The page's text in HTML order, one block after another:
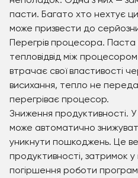
пасти. Багато хто нехтує
може призвести до
Перегрів процесора.
тепловідвід між
втрачає свої властивості
висихання, тепло не
перегріває процесор.
Зниження продуктивності.
може автоматично
уникнути пошкоджень. Це
продуктивності, затримок у
погіршення роботи